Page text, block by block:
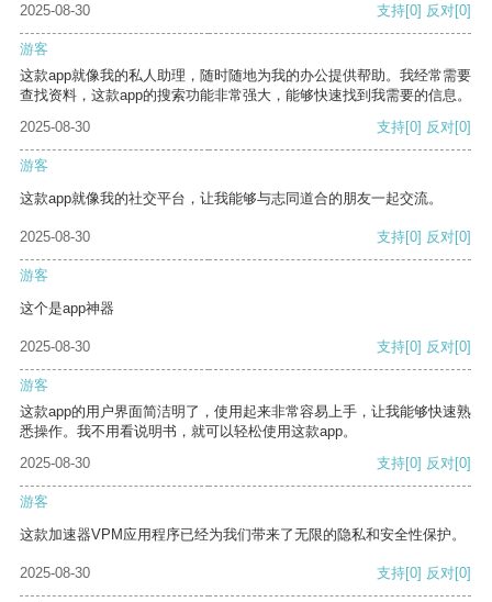
2025-08-30 支持[0] 反对[0]
游客
这款app就像我的私人助理，随时随地为我的办公提供帮助。我经常需要
查找资料，这款app的搜索功能非常强大，能够快速找到我需要的信息。
2025-08-30
支持[0] 反对[0]
游客
这款app就像我的社交平台，让我能够与志同道合的朋友一起交流。
2025-08-30 支持[0] 反对[0]
游客
这个是app神器
2025-08-30 支持[0] 反对[0]
游客
这款app的用户界面简洁明了，使用起来非常容易上手，让我能够快速熟
悉操作。我不用看说明书，就可以轻松使用这款app。
2025-08-30
支持[0] 反对[0]
游客
这款加速器VPM应用程序已经为我们带来了无限的隐私和安全性保护。
2025-08-30 支持[0] 反对[0]